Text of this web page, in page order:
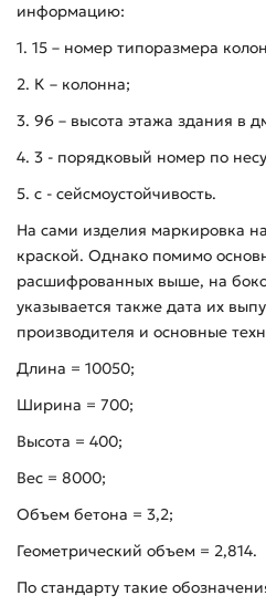
информацию:
1. 15 – номер типоразмера
2. К – колонна;
3. 96 – высота этажа здания в
4. 3 - порядковый номер по
5. с - сейсмоустойчивость.
На сами изделия маркировка
краской. Однако помимо
расшифрованных выше, на
указывается также дата их
производителя и основные
Длина = 10050;
Ширина = 700;
Высота = 400;
Вес = 8000;
Объем бетона = 3,2;
Геометрический объем = 2,814.
По стандарту такие